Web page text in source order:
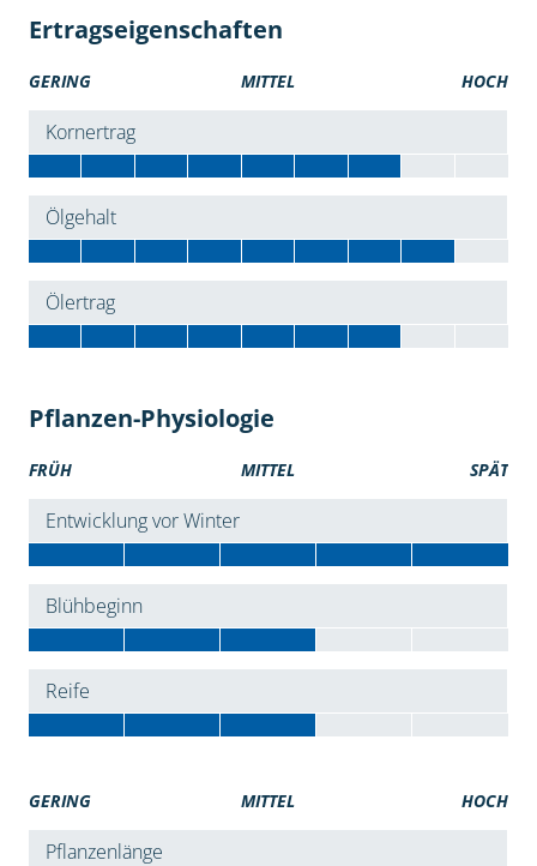
Ertragseigenschaften
GERING MITTEL HOCH
Kornertrag
Ölgehalt
Ölertrag
Pflanzen-Physiologie
FRÜH MITTEL SPÄT
Entwicklung vor Winter
Blühbeginn
Reife
GERING MITTEL HOCH
Pflanzenlänge